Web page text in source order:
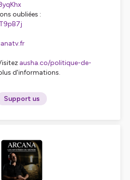
oubliées :
ausha.co/politique-de-
d'informations.
Support us